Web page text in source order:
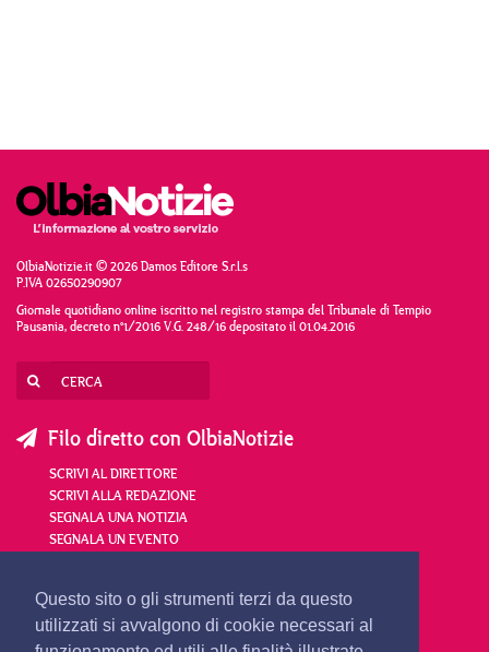
Questo sito o gli strumenti terzi da questo
utilizzati si avvalgono di cookie necessari al
OlbiaNotizie.it © 2026 Damos Editore S.r.l.s
P.IVA 02650290907
Giornale quotidiano online iscritto nel registro stampa del Tribunale di Tempio
Pausania, decreto n°1/2016 V.G. 248/16 depositato il 01.04.2016
Filo diretto con OlbiaNotizie
SCRIVI AL DIRETTORE
SCRIVI ALLA REDAZIONE
SEGNALA UNA NOTIZIA
SEGNALA UN EVENTO
redazione@olbianotizie.it